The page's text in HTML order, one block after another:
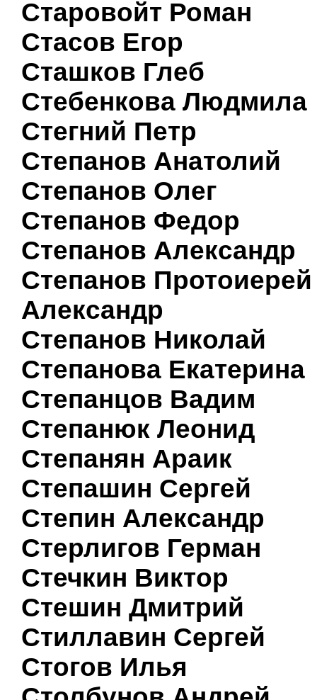
Старовойт Роман
Стасов Егор
Сташков Глеб
Стебенкова Людмила
Стегний Петр
Степанов Анатолий
Степанов Олег
Степанов Федор
Степанов Александр
Степанов Протоиерей
Александр
Степанов Николай
Степанова Екатерина
Степанцов Вадим
Степанюк Леонид
Степанян Араик
Степашин Сергей
Степин Александр
Стерлигов Герман
Стечкин Виктор
Стешин Дмитрий
Стиллавин Сергей
Стогов Илья